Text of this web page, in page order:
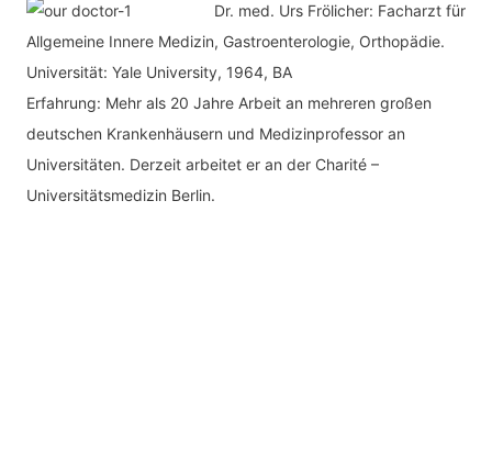
Dr. med. Urs Frölicher: Facharzt für
Allgemeine Innere Medizin, Gastroenterologie, Orthopädie.
Universität: Yale University, 1964, BA
Erfahrung: Mehr als 20 Jahre Arbeit an mehreren großen
deutschen Krankenhäusern und Medizinprofessor an
Universitäten. Derzeit arbeitet er an der Charité –
Universitätsmedizin Berlin.